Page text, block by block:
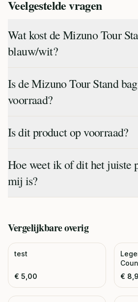
Veelgestelde vragen
Wat kost de Mizuno Tour
blauw/wit?
Is de Mizuno Tour Stand
voorraad?
Is dit product op voorraad?
Hoe weet ik of dit het juiste
mij is?
Vergelijkbareoverig
test
€ 5,00
€